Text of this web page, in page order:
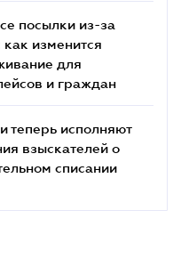
посылки из-за
изменится
для
и граждан
теперь исполняют
взыскателей о
списании